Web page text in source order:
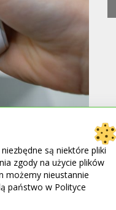
Zakładu
infekcje górnych
są niektóre pliki
zgody na użycie plików
możemy nieustannie
państwo w Polityce